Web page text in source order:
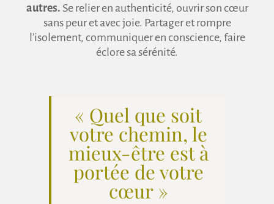
autres. Se relier en authenticité, ouvrir son cœur
sans peur et avec joie. Partager et rompre
l’isolement, communiquer en conscience, faire
éclore sa sérénité.
« Quel que soit
votre chemin, le
mieux-être est à
portée de votre
cœur »